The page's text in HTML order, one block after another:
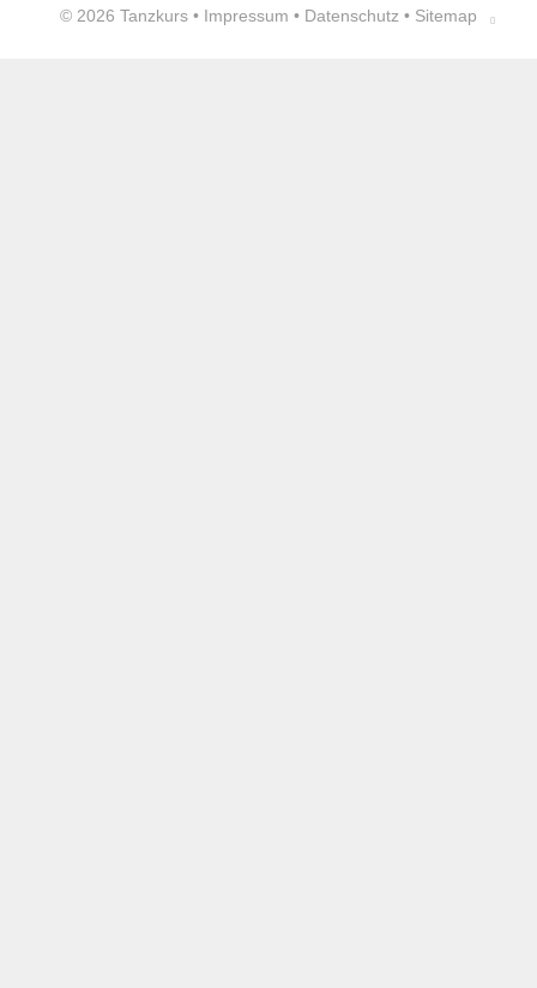
© 2026 Tanzkurs • Impressum • Datenschutz • Sitemap